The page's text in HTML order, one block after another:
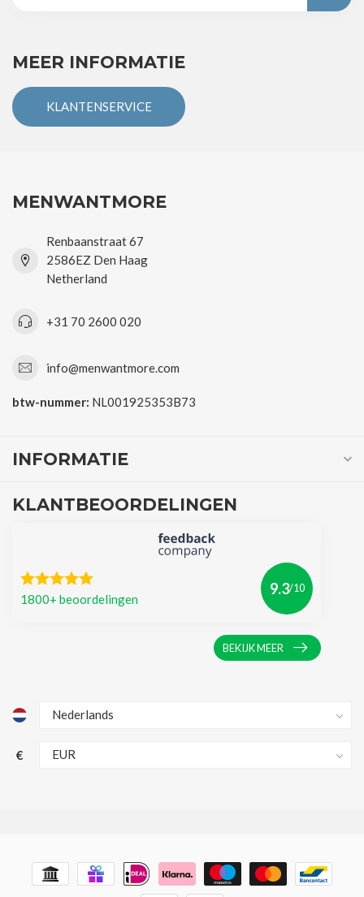
MEER INFORMATIE
KLANTENSERVICE
MENWANTMORE
Renbaanstraat 67
2586EZ Den Haag
Netherland
+31 70 2600 020
info@menwantmore.com
btw-nummer: NL001925353B73
INFORMATIE
KLANTBEOORDELINGEN
1800+ beoordelingen
9.3/10
BEKIJK MEER
€